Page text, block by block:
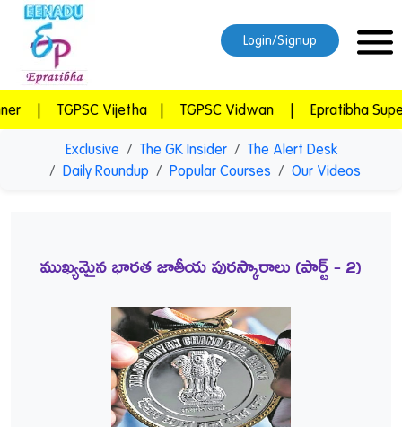
Exclusive The GK Insider
The Alert Desk
Daily Roundup
Popular Courses Our Videos
ముఖ్యమైన భారత జాతీయ పురస్కారాలు (పార్ట్‌ - 2)
Login/Signup
| TGPSC Vijetha | TGPSC Vidwan | Epratibha Super